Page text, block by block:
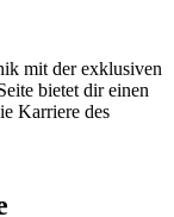
mit der exklusiven
bietet dir einen
Karriere des